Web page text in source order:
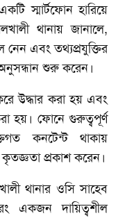
স্মার্টফোন হারিয়ে
থানায় জানালে,
এবং তথ্যপ্রযুক্তির
শুরু করেন।
উদ্ধার করা হয় এবং
হয়। ফোনে গুরুত্বপূর্ণ
কনটেন্ট থাকায়
প্রকাশ করেন।
থানার ওসি সাহেব
একজন দায়িত্বশীল